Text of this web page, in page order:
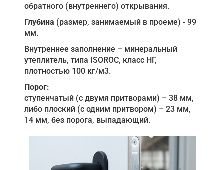
обратного (внутреннего) открывания.
Глубина (размер, занимаемый в проеме) - 99
мм.
Внутреннее заполнение – минеральный
утеплитель, типа ISOROC, класс НГ,
плотностью 100 кг/м3.
Порог:
ступенчатый (с двумя притворами) – 38 мм,
либо плоский (с одним притвором) – 23 мм,
14 мм, без порога, выпадающий.